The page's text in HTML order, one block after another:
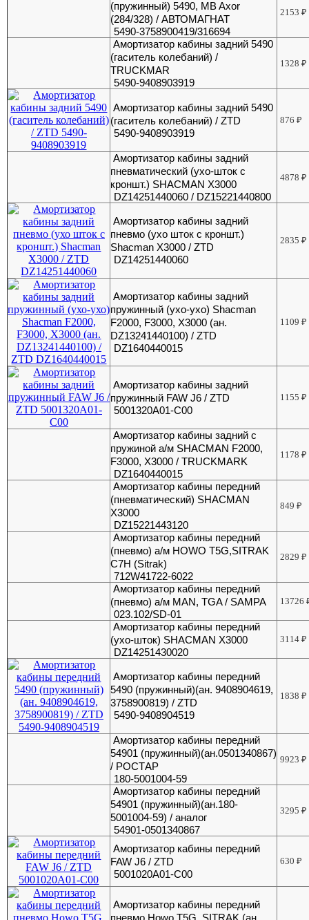
(пружинный) 5490, MB Axor
(284/328) / АВТОМАГНАТ
5490-3758900419/316694
2153₽
Амортизатор кабины задний 5490
(гаситель колебаний) /
TRUCKMAR
5490-9408903919
1328₽
Амортизатор кабины задний 5490
(гаситель колебаний) / ZTD
5490-9408903919
876₽
Амортизатор кабины задний
пневматический (ухо-шток с
кроншт.) SHACMAN X3000
DZ14251440060 / DZ15221440800
4878₽
Амортизатор кабины задний
пневмо (ухо шток с кроншт.)
Shacman Х3000 / ZTD
DZ14251440060
2835₽
Амортизатор кабины задний
пружинный (ухо-ухо) Shacman
F2000, F3000, Х3000 (ан.
DZ13241440100) / ZTD
DZ1640440015
1109₽
Амортизатор кабины задний
пружинный FAW J6 / ZTD
5001320A01-C00
1155₽
Амортизатор кабины задний с
пружиной а/м SHACMAN F2000,
F3000, X3000 / TRUCKMARK
DZ1640440015
1178₽
Амортизатор кабины передний
(пневматический) SHACMAN
X3000
DZ15221443120
849₽
Амортизатор кабины передний
(пневмо) а/м HOWO T5G,SITRAK
C7H (Sitrak)
712W41722-6022
2829₽
Амортизатор кабины передний
(пневмо) а/м MAN, TGA / SAMPA
023.102/SD-01
13726
Амортизатор кабины передний
(ухо-шток) SHACMAN X3000
DZ14251430020
3114₽
Амортизатор кабины передний
5490 (пружинный)(ан. 9408904619,
3758900819) / ZTD
5490-9408904519
1838₽
Амортизатор кабины передний
54901 (пружинный)(ан.0501340867)
/ РОСТАР
180-5001004-59
9923₽
Амортизатор кабины передний
54901 (пружинный)(ан.180-
5001004-59) / аналог
54901-0501340867
3295₽
Амортизатор кабины передний
FAW J6 / ZTD
5001020A01-C00
630₽
Амортизатор кабины передний
пневмо Howo T5G, SITRAK (ан.